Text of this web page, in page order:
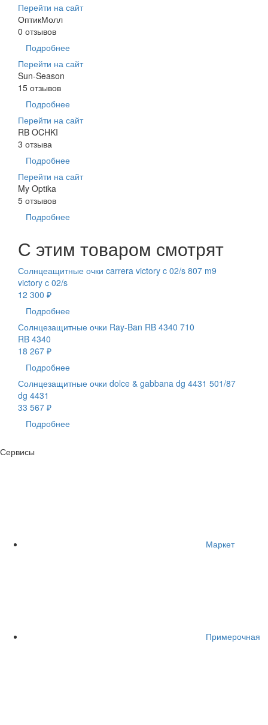
Перейти на сайт
ОптикМолл
0 отзывов
Подробнее
Перейти на сайт
Sun-Season
15 отзывов
Подробнее
Перейти на сайт
RB OCHKI
3 отзыва
Подробнее
Перейти на сайт
My Optika
5 отзывов
Подробнее
С этим товаром смотрят
Солнцеащитные очки carrera victory c 02/s 807 m9
victory c 02/s
12 300 ₽
Подробнее
Солнцезащитные очки Ray-Ban RB 4340 710
RB 4340
18 267 ₽
Подробнее
Солнцезащитные очки dolce & gabbana dg 4431 501/87
dg 4431
33 567 ₽
Подробнее
Сервисы
Маркет
Примерочная